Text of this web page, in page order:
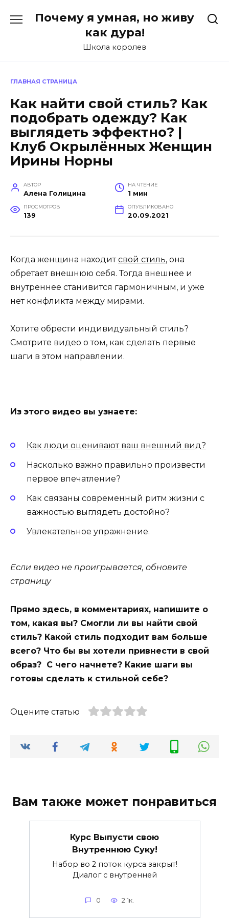
Почему я умная, но живу
как дура!
Школа королев
ГЛАВНАЯ СТРАНИЦА
Как найти свой стиль? Как
подобрать одежду? Как
выглядеть эффектно? |
Клуб Окрылённых Женщин
Ирины Норны
АВТОР
Алена Голицина
НА ЧТЕНИЕ
1 мин
ПРОСМОТРОВ
139
ОПУБЛИКОВАНО
20.09.2021
Когда женщина находитсвой стиль, она
обретает внешнюю себя. Тогда внешнее и
внутреннее станивится гармоничным, и уже
нет конфликта между мирами.
Хотите обрести индивидуальный стиль?
Смотрите видео о том, как сделать первые
шаги в этом направлении.
Из этого видео вы узнаете:
Как люди оценивают ваш внешний вид?
Насколько важно правильно произвести
первое впечатление?
Как связаны современный ритм жизни с
важностью выглядеть достойно?
Увлекательное упражнение.
Если видео не проигрывается, обновите
страницу
Прямо здесь, в комментариях, напишите о
том, какая вы? Смогли ли вы найти свой
стиль? Какой стиль подходит вам больше
всего? Что бы вы хотели привнести в свой
образ? С чего начнете? Какие шаги вы
готовы сделать к стильной себе?
Оцените статью
Вам также может понравиться
Курс Выпусти свою
Внутреннюю Суку!
Набор во 2 поток курса закрыт!
Диалог с внутренней
0 2.1к.